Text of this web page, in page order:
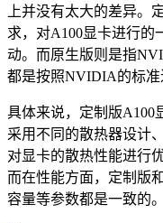
上并没有太大的差异。
求，对A100显卡进行的
动。而原生版则是指
都是按照NVIDIA的标准
具体来说，定制版A100
采用不同的散热器设计
对显卡的散热性能进行
而在性能方面，定制版
容量等参数都是一致的。